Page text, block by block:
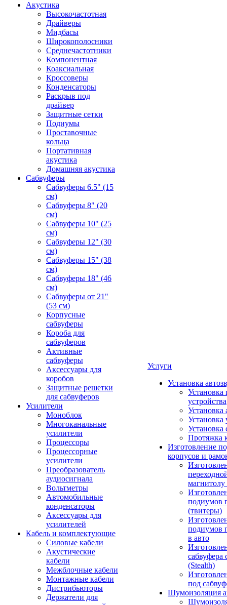
Акустика
Высокочастотная
Драйверы
Мидбасы
Широкополосники
Среднечастотники
Компонентная
Коаксиальная
Кроссоверы
Конденсаторы
Раскрыв под
драйвер
Защитные сетки
Подиумы
Проставочные
кольца
Портативная
акустика
Домашняя акустика
Сабвуферы
Сабвуферы 6.5" (15
см)
Сабвуферы 8" (20
см)
Сабвуферы 10" (25
см)
Сабвуферы 12" (30
см)
Сабвуферы 15" (38
см)
Сабвуферы 18" (46
см)
Сабвуферы от 21"
(53 см)
Корпусные
сабвуферы
Короба для
сабвуферов
Активные
сабвуферы
Аксессуары для
коробов
Защитные решетки
для сабвуферов
Усилители
Моноблок
Многоканальные
усилители
Процессоры
Процессорные
усилители
Преобразователь
аудиосигнала
Вольтметры
Автомобильные
конденсаторы
Аксессуары для
усилителей
Кабель и комплектующие
Силовые кабели
Акустические
кабели
Межблочные кабели
Монтажные кабели
Дистрибьюторы
Держатели для
Услуги
Установка
Установка
устройства
Установка
Установка
Установка
Протяжка
Изготовление
корпусов и
подиумов
(твитеры)
подиумов
в авто
сабвуфера
(Stealth)
под
Шумоизоляция